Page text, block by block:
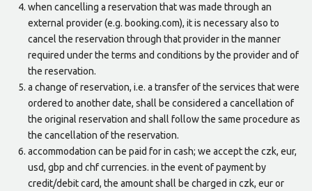
when cancelling a reservation that was made through an
external provider (e.g. booking.com), it is necessary also to
cancel the reservation through that provider in the manner
required under the terms and conditions by the provider and of
the reservation.
a change of reservation, i.e. a transfer of the services that were
ordered to another date, shall be considered a cancellation of
the original reservation and shall follow the same procedure as
the cancellation of the reservation.
accommodation can be paid for in cash; we accept the czk, eur,
usd, gbp and chf currencies. in the event of payment by
credit/debit card, the amount shall be charged in czk, eur or